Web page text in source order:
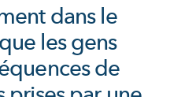
dans le
les gens
de